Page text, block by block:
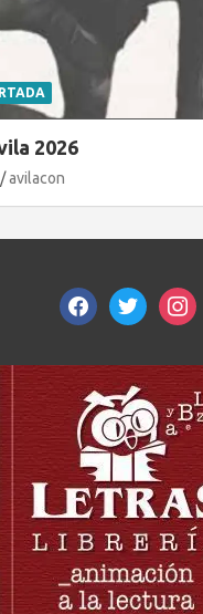
2026
avilacon
facebooktwitter